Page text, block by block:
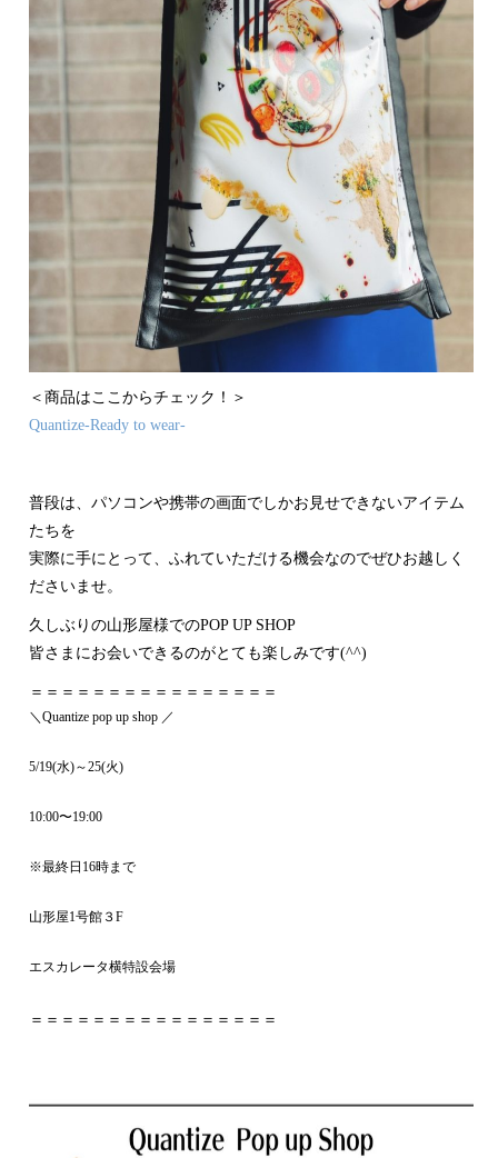
＜商品はここからチェック！＞
Quantize-Ready to wear-
普段は、パソコンや携帯の画面でしかお見せできないアイテム
たちを
実際に手にとって、ふれていただける機会なのでぜひお越しく
ださいませ。
久しぶりの山形屋様でのPOP UP SHOP
皆さまにお会いできるのがとても楽しみです(^^)
＝＝＝＝＝＝＝＝＝＝＝＝＝＝＝＝
＼Quantize pop up shop ／
5/19(水)～25(火)
10:00〜19:00
※最終日16時まで
山形屋1号館３F
エスカレータ横特設会場
＝＝＝＝＝＝＝＝＝＝＝＝＝＝＝＝